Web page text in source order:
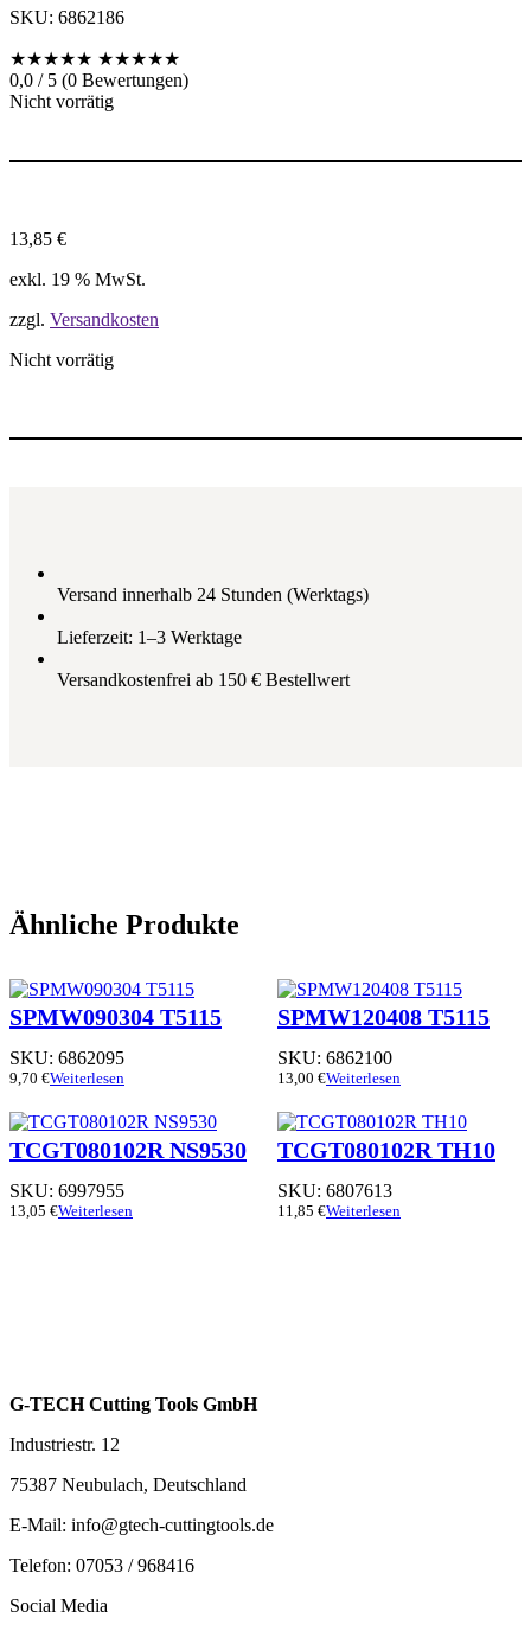
SKU: 6862186
★★★★★ ★★★★★
0,0 / 5 (0 Bewertungen)
Nicht vorrätig
13,85 €
exkl. 19 % MwSt.
zzgl. Versandkosten
Nicht vorrätig
Versand innerhalb 24 Stunden (Werktags)
Lieferzeit: 1–3 Werktage
Versandkostenfrei ab 150 € Bestellwert
Ähnliche Produkte
SPMW090304 T5115
SKU: 6862095
9,70 €Weiterlesen
SPMW120408 T5115
SKU: 6862100
13,00 €Weiterlesen
TCGT080102R NS9530
SKU: 6997955
13,05 €Weiterlesen
TCGT080102R TH10
SKU: 6807613
11,85 €Weiterlesen
G-TECH Cutting Tools GmbH
Industriestr. 12
75387 Neubulach, Deutschland
E-Mail: info@gtech-cuttingtools.de
Telefon: 07053 / 968416
Social Media